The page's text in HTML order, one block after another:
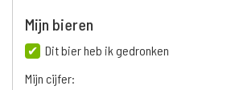
Mijn bieren
Dit bier heb ik gedronken
Mijn cijfer: